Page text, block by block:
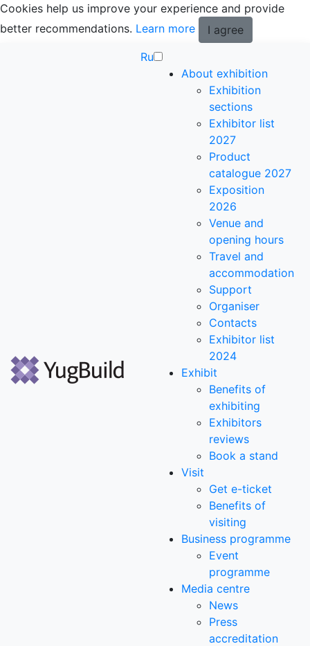
Cookies help us improve your experience and provide
better recommendations. Learn more
I agree
Ru
About exhibition
Exhibition
sections
Exhibitor list
2027
Product
catalogue 2027
Exposition
2026
Venue and
opening hours
Travel and
accommodation
Support
Organiser
Contacts
Exhibitor list
2024
Exhibit
Benefits of
exhibiting
Exhibitors
reviews
Book a stand
Visit
Get e-ticket
Benefits of
visiting
Business programme
Event
programme
Media centre
News
Press
accreditation